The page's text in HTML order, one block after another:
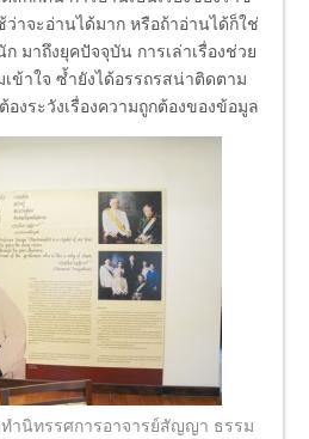
าจะอ่านได้มาก หรือถ้าอ่านได้ก็ใช่
มาถึงยุคปัจจุบัน การเล่าเรื่องช่วย
ข้าใจ ซ้ำยังได้อรรถรสน่าติดตาม
งระวังเรื่องความถูกต้องของข้อมูล
ำนิทรรศการอาจารย์สัญญา ธรรม